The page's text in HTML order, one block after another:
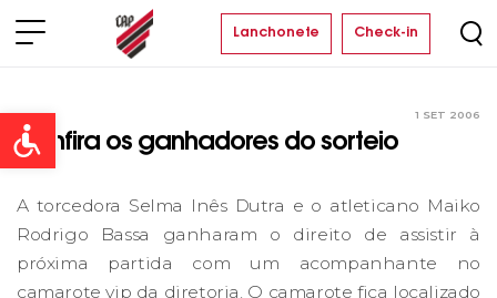
Open toolbar
Lanchonete Check-in
1 SET 2006
Confira os ganhadores do sorteio
A torcedora Selma Inês Dutra e o atleticano Maiko
Rodrigo Bassa ganharam o direito de assistir à
próxima partida com um acompanhante no
camarote vip da diretoria. O camarote fica localizado